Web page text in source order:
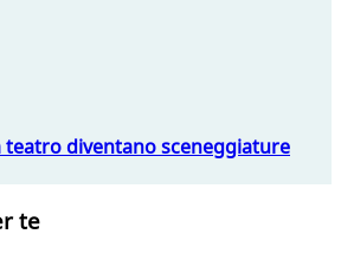
teatro diventano sceneggiature
te